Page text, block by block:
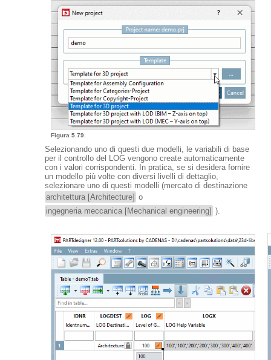
Figura 5.79.
Selezionando uno di questi due modelli, le variabili di base
per il controllo del LOG vengono create automaticamente
con i valori corrispondenti. In pratica, se si desidera fornire
un modello più volte con diversi livelli di dettaglio,
selezionare uno di questi modelli (mercato di destinazione
architettura [Architecture] o
ingegneria meccanica [Mechanical engineering] ).